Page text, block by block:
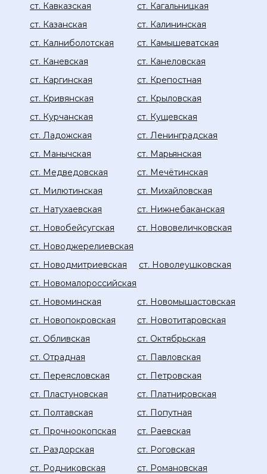
ст. Кавказская
ст. Кагальницкая
ст. Казанская
ст. Калининская
ст. Калниболотская
ст. Камышеватская
ст. Каневская
ст. Канеловская
ст. Каргинская
ст. Крепостная
ст. Кривянская
ст. Крыловская
ст. Курчанская
ст. Кущевская
ст. Ладожская
ст. Ленинградская
ст. Манычская
ст. Марьянская
ст. Медведовская
ст. Мечётинская
ст. Милютинская
ст. Михайловская
ст. Натухаевская
ст. Нижнебаканская
ст. Новобейсугская
ст. Нововеличковская
ст. Новоджерелиевская
ст. Новодмитриевская
ст. Новолеушковская
ст. Новомалороссийская
ст. Новоминская
ст. Новомышастовская
ст. Новопокровская
ст. Новотитаровская
ст. Обливская
ст. Октябрьская
ст. Отрадная
ст. Павловская
ст. Переясловская
ст. Петровская
ст. Пластуновская
ст. Платнировская
ст. Полтавская
ст. Попутная
ст. Прочноокопская
ст. Раевская
ст. Раздорская
ст. Роговская
ст. Родниковская
ст. Романовская